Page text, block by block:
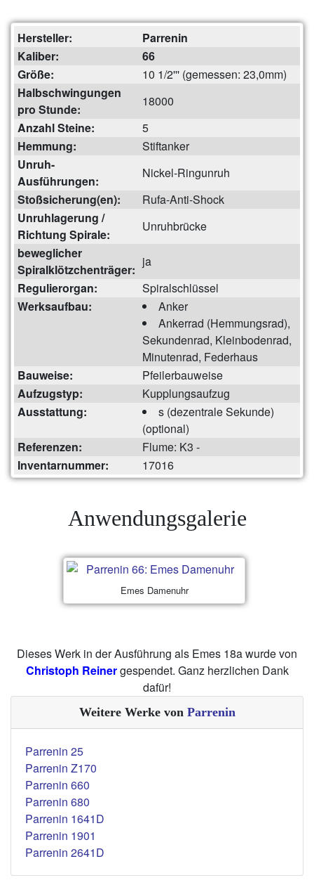
Hersteller:
Parrenin
Kaliber:
66
Größe:
10 1/2''' (gemessen: 23,0mm)
Halbschwingungen
pro Stunde:
18000
Anzahl Steine:
5
Hemmung:
Stiftanker
Unruh-
Ausführungen:
Nickel-Ringunruh
Stoßsicherung(en):
Rufa-Anti-Shock
Unruhlagerung /
Richtung Spirale:
Unruhbrücke
beweglicher
Spiralklötzchenträger:
ja
Regulierorgan:
Spiralschlüssel
Werksaufbau:
Anker
Ankerrad (Hemmungsrad),
Sekundenrad, Kleinbodenrad,
Minutenrad, Federhaus
Bauweise:
Pfeilerbauweise
Aufzugstyp:
Kupplungsaufzug
Ausstattung:
s (dezentrale Sekunde)
(optional)
Referenzen:
Flume: K3 -
Inventarnummer:
17016
Anwendungsgalerie
Emes Damenuhr
Dieses Werk in der Ausführung als Emes 18a wurde von
Christoph Reinergespendet. Ganz herzlichen Dank
dafür!
Weitere Werke von Parrenin
Parrenin 25
Parrenin Z170
Parrenin 660
Parrenin 680
Parrenin 1641D
Parrenin 1901
Parrenin 2641D